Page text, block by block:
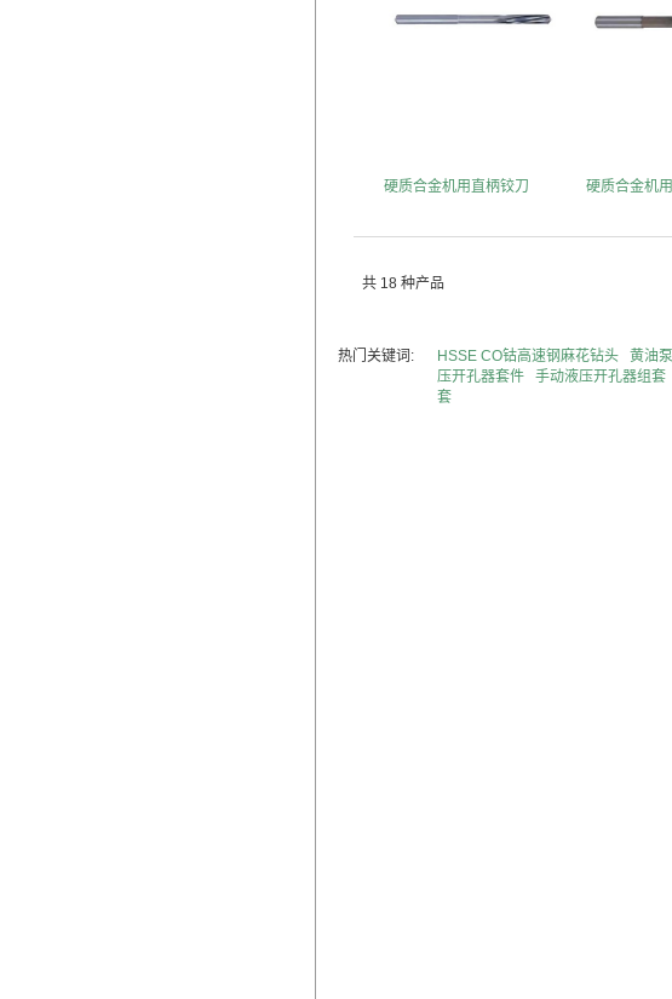
硬质合金机用直柄铰刀 硬质合金机
共 18 种产品
热门关键词: HSSE CO钴高速钢麻花钻头 黄油泵
压开孔器套件
手动液压开孔器组套
套